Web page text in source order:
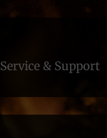
Service & Support